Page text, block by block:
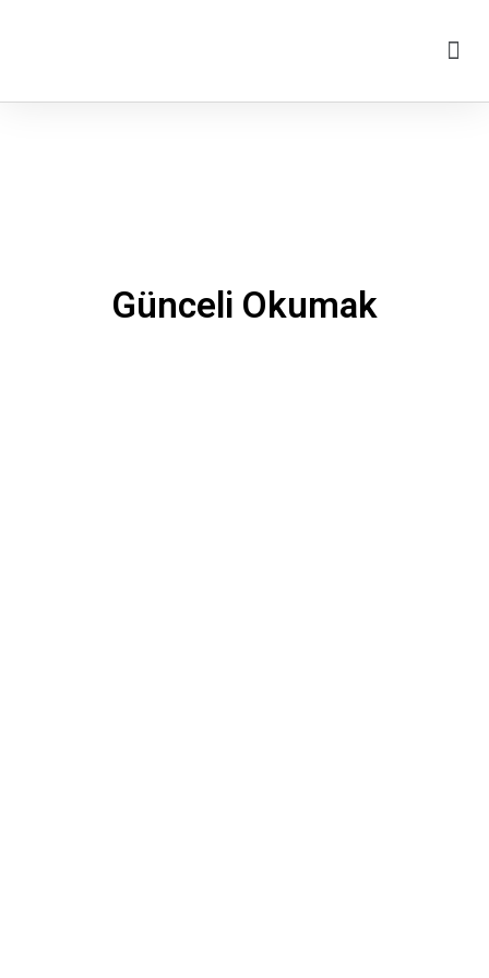
Günceli Okumak